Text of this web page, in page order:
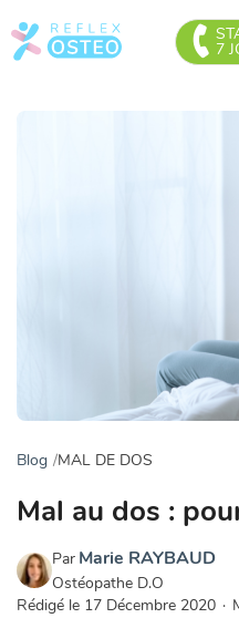
7
Blog MAL DE DOS
Mal au dos :
Par Marie RAYBAUD
Ostéopathe D.O
Rédigé le 17 Décembre 2020 ·